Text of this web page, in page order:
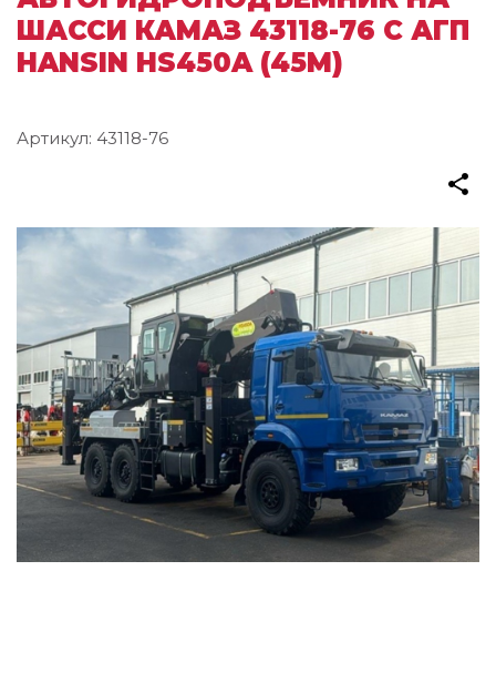
ШАССИ КАМАЗ 43118-76 С АГП
HANSIN HS450A (45М)
Артикул: 43118-76